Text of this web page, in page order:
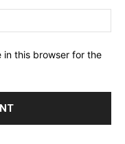
in this browser for the